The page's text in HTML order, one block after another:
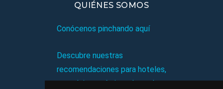
QUIÉNES SOMOS
Conócenos pinchando aquí
Descubre nuestras
recomendaciones para hoteles,
complejos turísticos, hostales,